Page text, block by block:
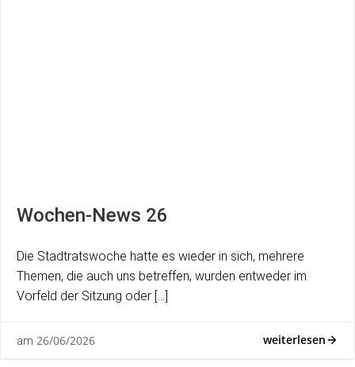
Wochen-News 26
Die Stadtratswoche hatte es wieder in sich, mehrere
Themen, die auch uns betreffen, wurden entweder im
Vorfeld der Sitzung oder […]
am 26/06/2026 weiterlesen